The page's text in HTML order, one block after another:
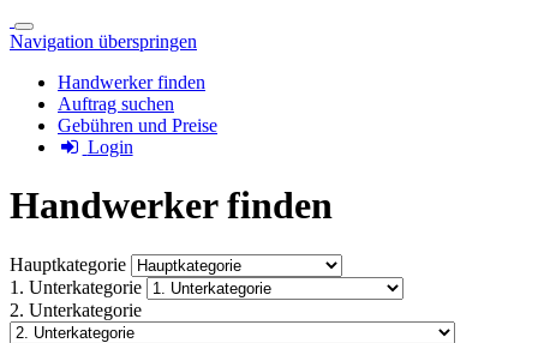
Navigation überspringen
Handwerker finden
Auftrag suchen
Gebühren und Preise
Login
Handwerker finden
Hauptkategorie
1. Unterkategorie
2. Unterkategorie